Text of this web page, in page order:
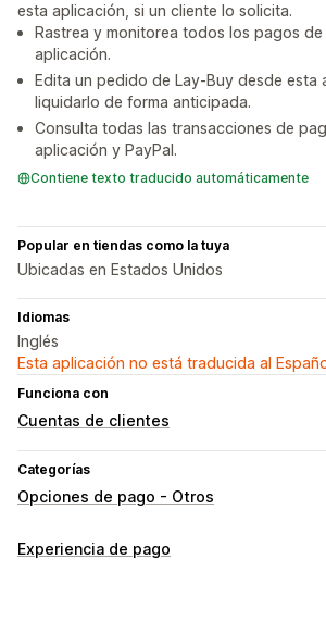
esta aplicación, si un cliente lo solicita.
Rastrea y monitorea todos los pagos
aplicación.
Edita un pedido de Lay-Buy desde esta
liquidarlo de forma anticipada.
Consulta todas las transacciones de
aplicación y PayPal.
Contiene texto traducido automáticamente
Popular en tiendas como la tuya
Ubicadas en Estados Unidos
Idiomas
Inglés
Esta aplicación no está traducida al
Funciona con
Cuentas de clientes
Categorías
Opciones de pago - Otros
Experiencia de pago